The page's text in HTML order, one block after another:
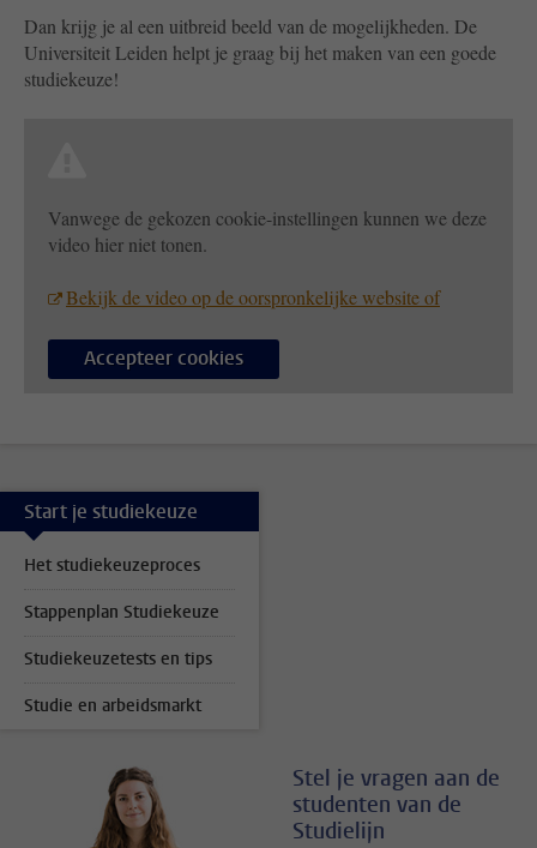
Dan krijg je al een uitbreid beeld van de mogelijkheden. De
Universiteit Leiden helpt je graag bij het maken van een goede
studiekeuze!
Vanwege de gekozen cookie-instellingen kunnen we deze
video hier niet tonen.
Bekijk de video op de oorspronkelijke website of
Accepteer cookies
Start je studiekeuze
Het studiekeuzeproces
Stappenplan Studiekeuze
Studiekeuzetests en tips
Studie en arbeidsmarkt
Stel je vragen aan de
studenten van de
Studielijn